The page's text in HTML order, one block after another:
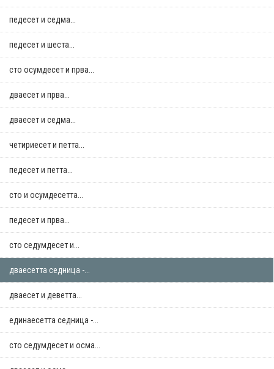
педесет и седма...
педесет и шеста...
сто осумдесет и прва...
дваесет и прва...
дваесет и седма...
четириесет и петта...
педесет и петта...
сто и осумдесетта...
педесет и прва...
сто седумдесет и...
дваесетта седница -...
дваесет и деветта...
единаесетта седница -...
сто седумдесет и осма...